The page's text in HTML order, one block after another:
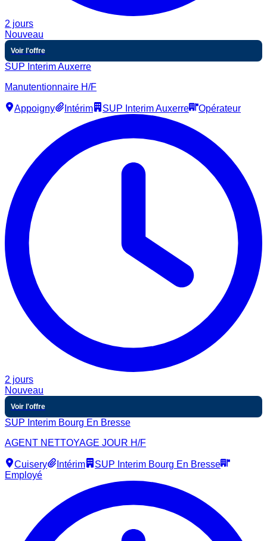
2 jours
Nouveau
Voir l'offre
SUP Interim Auxerre
Manutentionnaire H/F
Appoigny Intérim SUP Interim Auxerre Opérateur
2 jours
Nouveau
Voir l'offre
SUP Interim Bourg En Bresse
AGENT NETTOYAGE JOUR H/F
Cuisery Intérim
SUP Interim Bourg En Bresse
Employé